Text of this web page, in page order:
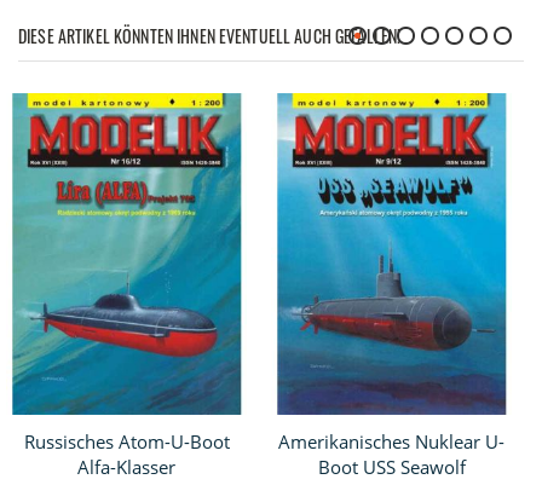
DIESE ARTIKEL KÖNNTEN IHNEN EVENTUELL AUCH GEFALLEN!
Russisches Atom-U-Boot
Alfa-Klasser
Amerikanisches Nuklear U-
Boot USS Seawolf